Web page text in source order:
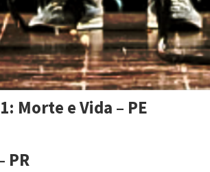
Morte e Vida – PE
PR